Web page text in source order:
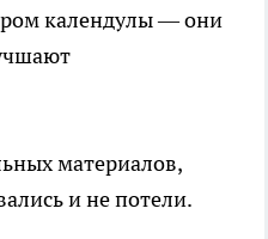
календулы — они
материалов,
и не потели.